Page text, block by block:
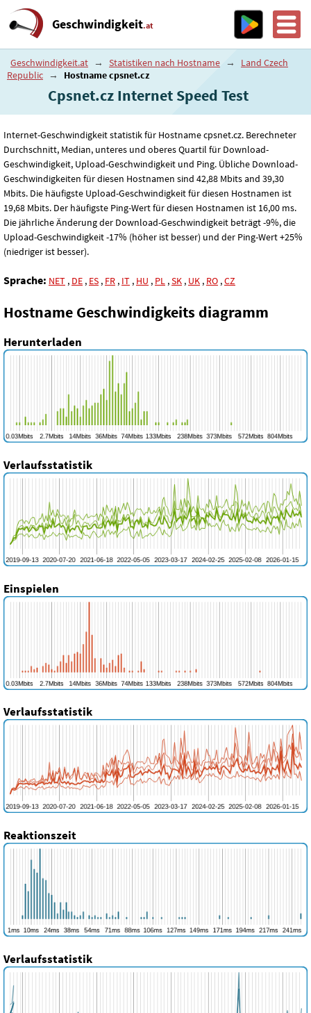
Geschwindigkeit.at
Geschwindigkeit.at → Statistiken nach Hostname →
Land Czech
Republic → Hostname cpsnet.cz
Cpsnet.cz Internet Speed ​​Test
Internet-Geschwindigkeit statistik für Hostname cpsnet.cz. Berechneter
Durchschnitt, Median, unteres und oberes Quartil für Download-
Geschwindigkeit, Upload-Geschwindigkeit und Ping. Übliche Download-
Geschwindigkeiten für diesen Hostnamen sind 42,88 Mbits and 39,30
Mbits. Die häufigste Upload-Geschwindigkeit für diesen Hostnamen ist
19,68 Mbits. Der häufigste Ping-Wert für diesen Hostnamen ist 16,00 ms.
Die jährliche Änderung der Download-Geschwindigkeit beträgt -9%, die
Upload-Geschwindigkeit -17% (höher ist besser) und der Ping-Wert +25%
(niedriger ist besser).
Sprache: NET , DE , ES , FR , IT , HU , PL ,SK , UK , RO ,CZ
Hostname Geschwindigkeits diagramm
Herunterladen
Verlaufsstatistik
Einspielen
Verlaufsstatistik
Reaktionszeit
Verlaufsstatistik